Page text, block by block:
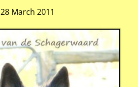
28 March 2011